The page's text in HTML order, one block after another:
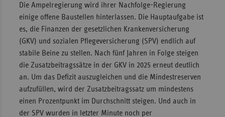
Mail
Die Ampelregierung wird ihrer Nachfolge-Regierung
einige offene Baustellen hinterlassen. Die Hauptaufgabe ist
es, die Finanzen der gesetzlichen Krankenversicherung
(GKV) und sozialen Pflegeversicherung (SPV) endlich auf
stabile Beine zu stellen. Nach fünf Jahren in Folge steigen
die Zusatzbeitragssätze in der GKV in 2025 erneut deutlich
an. Um das Defizit auszugleichen und die Mindestreserven
aufzufüllen, wird der Zusatzbeitragssatz um mindestens
einen Prozentpunkt im Durchschnitt steigen. Und auch in
der SPV wurden in letzter Minute noch per